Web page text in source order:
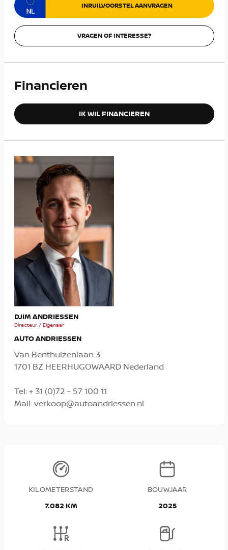
INRUILVOORSTEL AANVRAGEN
VRAGEN OF INTERESSE?
Financieren
IK WIL FINANCIEREN
DJIM ANDRIESSEN
Directeur / Eigenaar
AUTO ANDRIESSEN
Van Benthuizenlaan 3
1701 BZ HEERHUGOWAARD Nederland
Tel:+ 31 (0)72 – 57 100 11
Mail:verkoop@autoandriessen.nl
KILOMETERSTAND
7.082 KM
BOUWJAAR
2025